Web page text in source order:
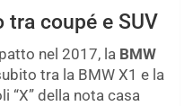
tra coupé e SUV
nel 2017, la BMW
tra la BMW X1 e la
“X” della nota casa